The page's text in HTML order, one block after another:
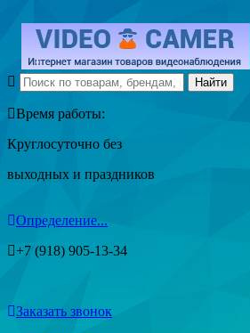
Время работы:
Круглосуточно без
выходных и праздников
Определение...
+7 (918) 905-13-34
Заказать звонок